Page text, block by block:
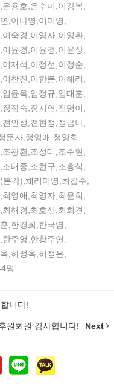
용호,은수미,이강복,
,이나영,이미영,
숙경,이영자,이영환,
윤경,이윤경,이윤상,
재석,이정선,이정순,
찬진,이한본,이해리,
윤옥,임정규,임태훈,
점숙,장지연,전명이,
인성,전현정,정금나,
문자,정영애,정영희,
광환,조성대,조수현,
태종,조현구,조흥식,
각),채리미영,최갑수,
영애,최영자,최윤희,
해경,최호선,최희견,
,한경희,한국염,
주영,한황주연,
,허정옥,허정은,
명
니다!
원회원 감사합니다! Next